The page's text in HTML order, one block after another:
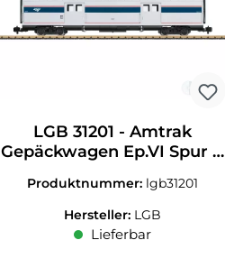
LGB 31201 - Amtrak
Gepäckwagen Ep.VI Spur G
Produktnummer: lgb31201
Hersteller: LGB
Lieferbar